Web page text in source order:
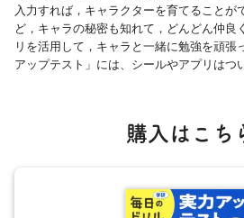
入力すれば，キャラクターを育てることが
ど，キャラの秘密も知れて，どんどん仲良
リを活用して，キャラと一緒に勉強を頑
アップテスト」には、シールやアプリはつ
購入はこち